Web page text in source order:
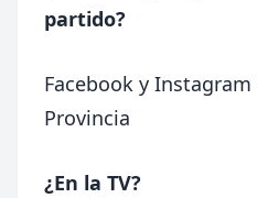
partido?
Facebook y Instagram
Provincia
¿En la TV?